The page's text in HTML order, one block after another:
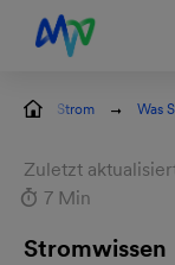
Zur
Zur
Zum
Zur
Login
Strom Was
Zuletzt
7 Min
Stromwissen